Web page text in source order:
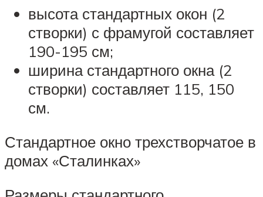
высота стандартных окон (2
створки) с фрамугой составляет
190-195 см;
ширина стандартного окна (2
створки) составляет 115, 150
см.
Стандартное окно трехстворчатое в
домах «Сталинках»